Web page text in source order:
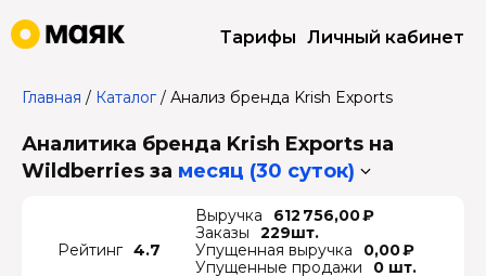
Тарифы Личный кабинет
Главная / Каталог/ Анализ бренда Krish Exports
Аналитика бренда Krish Exports на
Wildberries за месяц (30 суток)
Рейтинг 4.7
Выручка
612 756,00 ₽
Заказы
229шт.
Упущенная выручка
0,00 ₽
Упущенные продажи
0 шт.